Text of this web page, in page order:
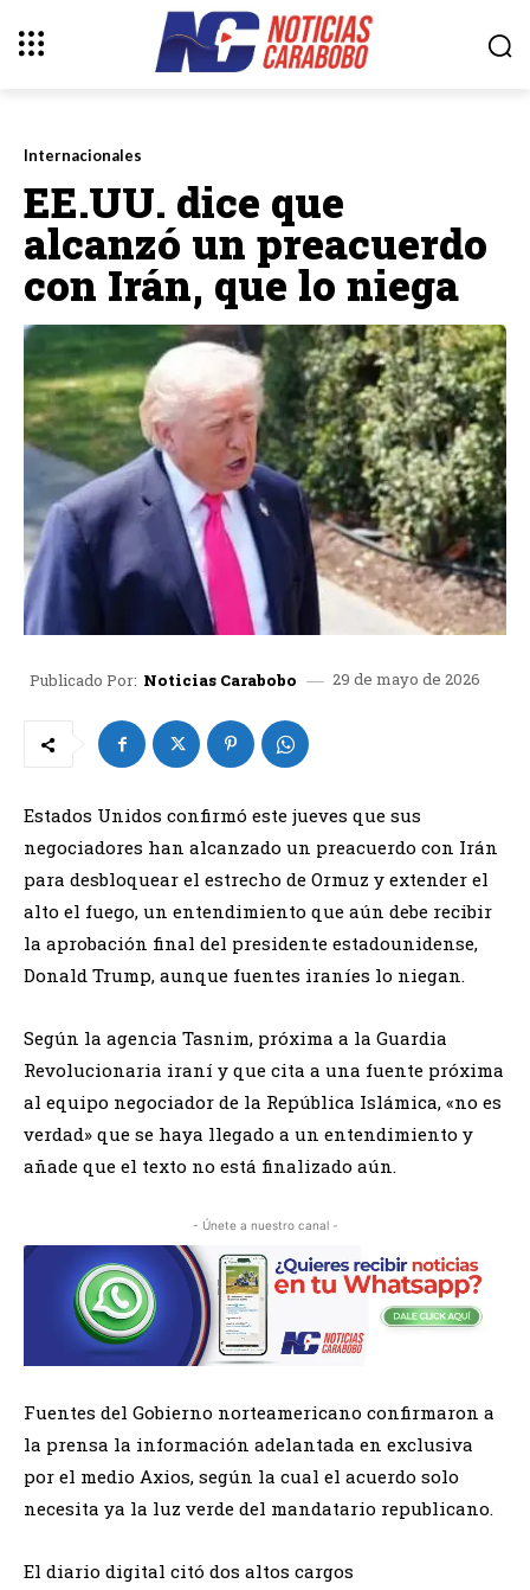
Internacionales
EE.UU. dice que
alcanzó un preacuerdo
con Irán, que lo niega
Publicado Por: Noticias Carabobo 29 de mayo de 2026
Estados Unidos confirmó este jueves que sus
negociadores han alcanzado un preacuerdo con Irán
para desbloquear el estrecho de Ormuz y extender el
alto el fuego, un entendimiento que aún debe recibir
la aprobación final del presidente estadounidense,
Donald Trump, aunque fuentes iraníes lo niegan.
Según la agencia Tasnim, próxima a la Guardia
Revolucionaria iraní y que cita a una fuente próxima
al equipo negociador de la República Islámica, «no es
verdad» que se haya llegado a un entendimiento y
añade que el texto no está finalizado aún.
- Únete a nuestro canal -
Fuentes del Gobierno norteamericano confirmaron a
la prensa la información adelantada en exclusiva
por el medio Axios, según la cual el acuerdo solo
necesita ya la luz verde del mandatario republicano.
El diario digital citó dos altos cargos